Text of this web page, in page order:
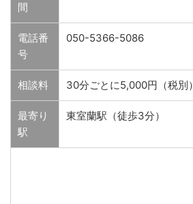
間
電話番
号
050-5366-5086
相談料 30分ごとに5,000円（税別）
最寄り
駅
東室蘭駅（徒歩3分）